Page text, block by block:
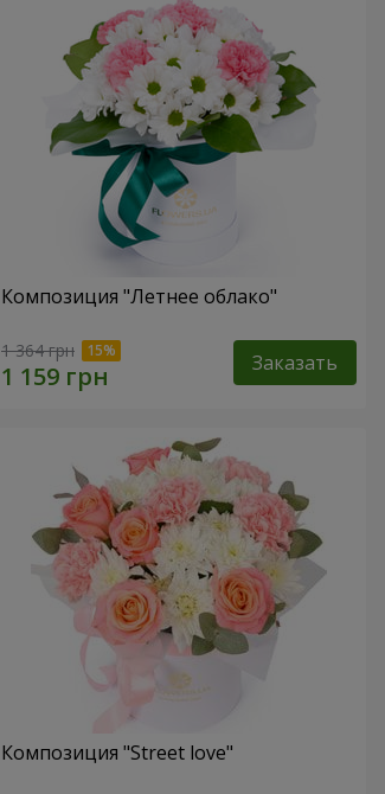
Композиция "Летнее облако"
1 364 грн Заказать
Композиция "Street love"